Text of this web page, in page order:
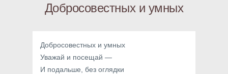
Добросовестных и умных
Добросовестных и умных
Уважай и посещай —
И подальше, без оглядки